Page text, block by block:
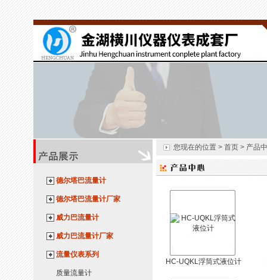
德尔塔巴流量计
德尔塔巴流量计厂家
威力巴流量计
威力巴流量计厂家
流量仪表系列
质量流量计
您现在的位置 > 首页 > 产品
HC-UQKL浮筒式液位计